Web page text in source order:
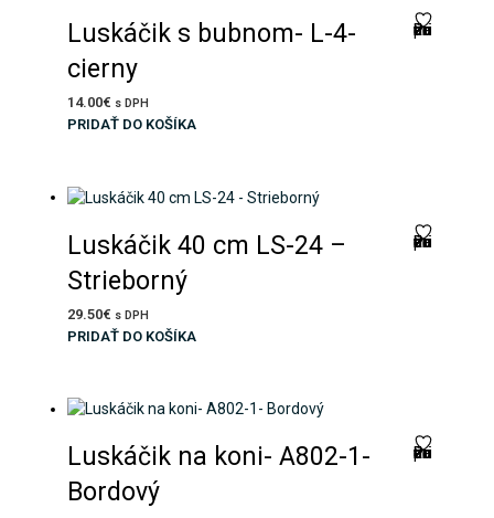
Pridať do zoznamu prianí
Luskáčik s bubnom- L-4-
cierny
14.00€ s DPH
PRIDAŤ DO KOŠÍKA
Pridať do zoznamu prianí
Luskáčik 40 cm LS-24 –
Strieborný
29.50€ s DPH
PRIDAŤ DO KOŠÍKA
Pridať do zoznamu prianí
Luskáčik na koni- A802-1-
Bordový